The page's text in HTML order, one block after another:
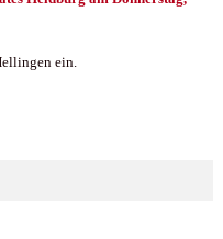
ein.